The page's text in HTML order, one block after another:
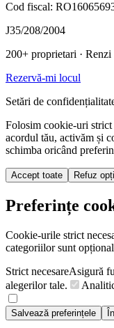
Cod fiscal:
J35/208/2004
200+ proprietari · Renzi
Rezervă-mi locul
Setări de
Folosim cookie-uri strict
acordul tău, activăm și
schimba oricând
Accept toate Refuz
Preferințe
Cookie-urile strict
categoriilor sunt
Strict necesareAsigură
alegerilor tale.
Salvează preferințele